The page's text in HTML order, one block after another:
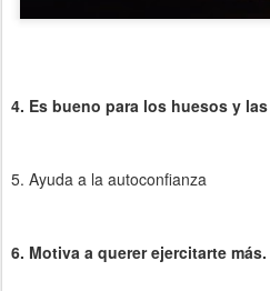
4. Es bueno para los huesos y
5. Ayuda a la autoconfianza
6. Motiva a querer ejercitarte más.